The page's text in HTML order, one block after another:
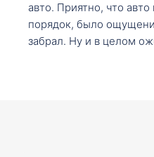
авто. Приятно, что
порядок, было
забрал. Ну и в целом